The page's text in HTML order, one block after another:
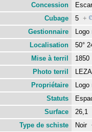
Concession
Cubage
5 +
Gestionnaire
Localisation
50°
Mise à terril
Photo terril
Propriétaire
Statuts
Surface
26,1
Type de schiste
Noir